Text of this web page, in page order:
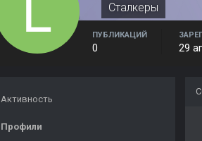
Сталкеры
ПУБЛИКАЦИЙ
0 29
Активность
Профили